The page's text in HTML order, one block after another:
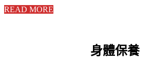
READ MORE
身體保養